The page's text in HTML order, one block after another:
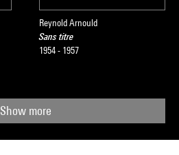
Reynold Arnould
Sans titre
1954 - 1957
Show more